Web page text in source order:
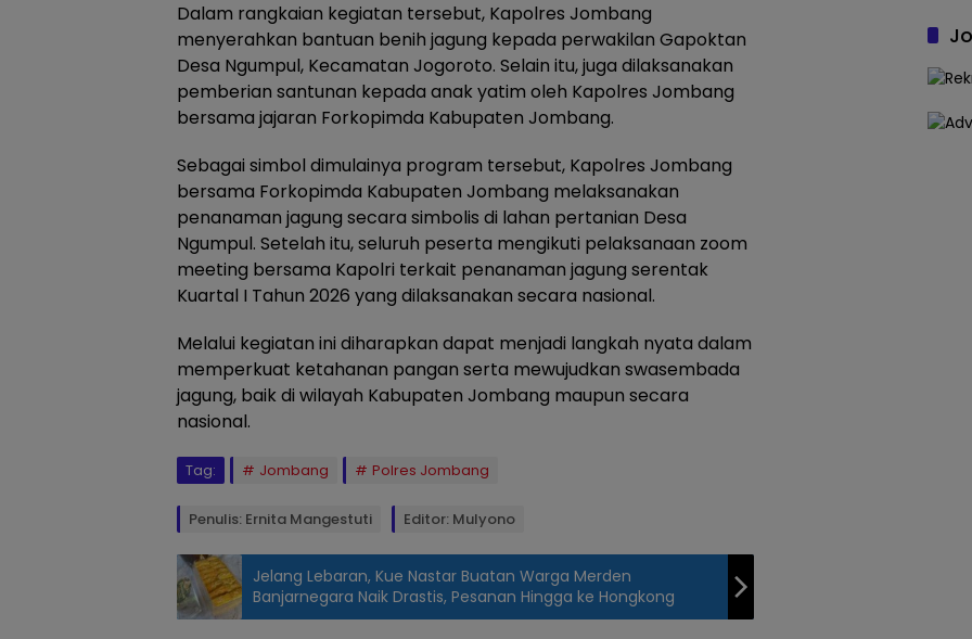
Dalam rangkaian kegiatan tersebut, Kapolres Jombang
menyerahkan bantuan benih jagung kepada perwakilan Gapoktan
Desa Ngumpul, Kecamatan Jogoroto. Selain itu, juga dilaksanakan
pemberian santunan kepada anak yatim oleh Kapolres Jombang
bersama jajaran Forkopimda Kabupaten Jombang.
Sebagai simbol dimulainya program tersebut, Kapolres Jombang
bersama Forkopimda Kabupaten Jombang melaksanakan
penanaman jagung secara simbolis di lahan pertanian Desa
Ngumpul. Setelah itu, seluruh peserta mengikuti pelaksanaan zoom
meeting bersama Kapolri terkait penanaman jagung serentak
Kuartal I Tahun 2026 yang dilaksanakan secara nasional.
Melalui kegiatan ini diharapkan dapat menjadi langkah nyata dalam
memperkuat ketahanan pangan serta mewujudkan swasembada
jagung, baik di wilayah Kabupaten Jombang maupun secara
nasional.
Tag: Jombang Polres Jombang
Penulis: Ernita Mangestuti Editor: Mulyono
Jelang Lebaran, Kue Nastar Buatan Warga Merden
Banjarnegara Naik Drastis, Pesanan Hingga ke Hongkong